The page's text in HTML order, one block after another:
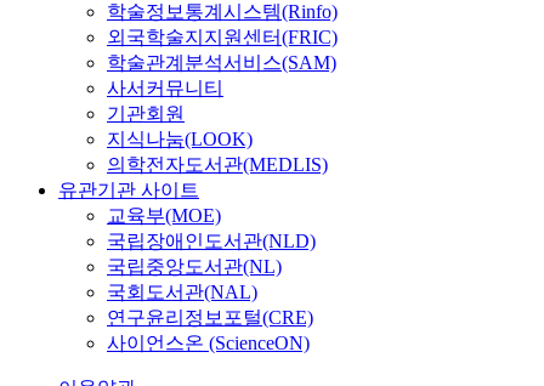
학술정보통계시스템(Rinfo)
외국학술지지원센터(FRIC)
학술관계분석서비스(SAM)
사서커뮤니티
기관회원
지식나눔(LOOK)
의학전자도서관(MEDLIS)
유관기관 사이트
교육부(MOE)
국립장애인도서관(NLD)
국립중앙도서관(NL)
국회도서관(NAL)
연구윤리정보포털(CRE)
사이언스온 (ScienceON)